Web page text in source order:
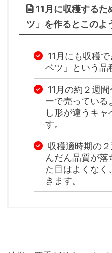
11月に収穫するた
ツ」を作るとこのよ
11月にも収穫
ベツ」という品
11月の約２週
ーで売っている
し形が違うキャ
す。
収穫適時期の
んだん品質が落
た目はよくなく
きます。